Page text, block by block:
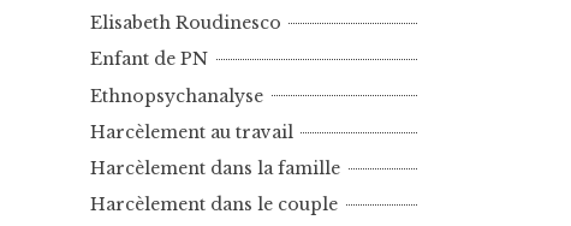
Elisabeth Roudinesco
Enfant de PN
Ethnopsychanalyse
Harcèlement au travail
Harcèlement dans la famille
Harcèlement dans le couple